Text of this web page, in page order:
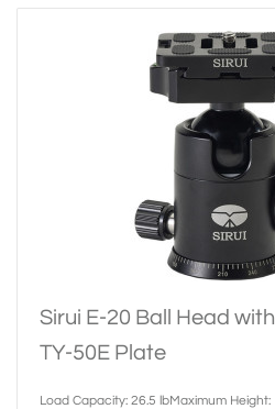
Sirui E-20 Ball Head with
TY-50E Plate
Load Capacity: 26.5 lbMaximum Height: